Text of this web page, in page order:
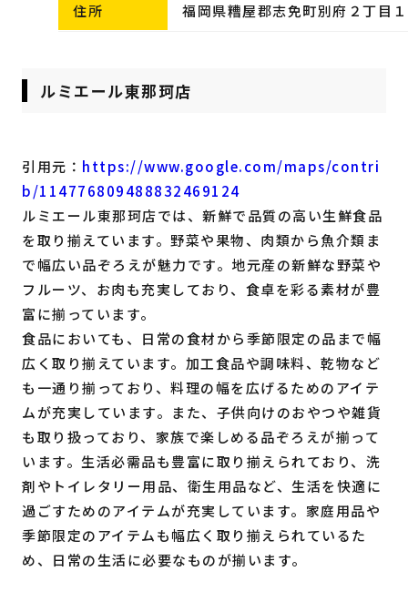
住所 福岡県糟屋郡志免町別府２丁目
ルミエール東那珂店
引用元： https://www.google.com/maps/contri
b/114776809488832469124
ルミエール東那珂店では、新鮮で品質の高い生鮮食品
を取り揃えています。野菜や果物、肉類から魚介類ま
で幅広い品ぞろえが魅力です。地元産の新鮮な野菜や
フルーツ、お肉も充実しており、食卓を彩る素材が豊
富に揃っています。
食品においても、日常の食材から季節限定の品まで幅
広く取り揃えています。加工食品や調味料、乾物など
も一通り揃っており、料理の幅を広げるためのアイテ
ムが充実しています。また、子供向けのおやつや雑貨
も取り扱っており、家族で楽しめる品ぞろえが揃って
います。生活必需品も豊富に取り揃えられており、洗
剤やトイレタリー用品、衛生用品など、生活を快適に
過ごすためのアイテムが充実しています。家庭用品や
季節限定のアイテムも幅広く取り揃えられているた
め、日常の生活に必要なものが揃います。